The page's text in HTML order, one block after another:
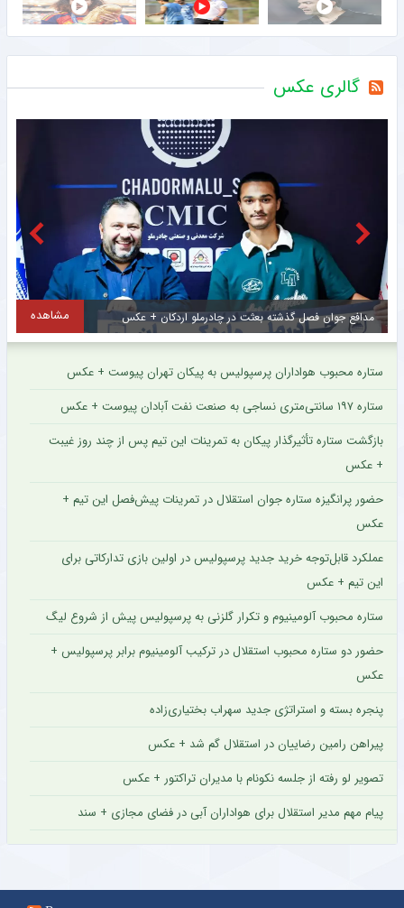
گالری عکس
چادرملو اردکان + عکس مشاهده مهره کلیدی استون ویلا به پاری
ستاره محبوب هواداران پرسپولیس به پیکان تهران پیوست + عکس
ستاره ۱۹۷ سانتی‌متری نساجی به صنعت نفت آبادان پیوست + عکس
بازگشت ستاره تأثیرگذار پیکان به تمرینات این تیم پس از چند روز غیبت
+ عکس
حضور پرانگیزه ستاره جوان استقلال در تمرینات پیش‌فصل این تیم +
عکس
عملکرد قابل‌توجه خرید جدید پرسپولیس در اولین بازی تدارکاتی برای
این تیم + عکس
ستاره محبوب آلومینیوم و تکرار گلزنی به پرسپولیس پیش از شروع لیگ
حضور دو ستاره محبوب استقلال در ترکیب آلومینیوم برابر پرسپولیس +
عکس
پنجره بسته و استراتژی جدید سهراب بختیاری‌زاده
پیراهن رامین رضاییان در استقلال گم شد + عکس
تصویر لو رفته از جلسه نکونام با مدیران تراکتور + عکس
پیام مهم مدیر استقلال برای هواداران آبی در فضای مجازی + سند